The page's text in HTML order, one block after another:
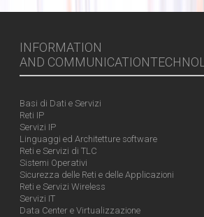
INFORMATION
AND
Basi di Dati e Servizi
Reti IP
Servizi IP
Linguaggi ed Architetture software
Reti e Servizi di TLC
Sistemi Operativi
Sicurezza delle Reti e delle Applicazioni
Reti e Servizi Wireless
Servizi IT
Data Center e Virtualizzazione